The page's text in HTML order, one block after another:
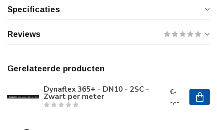
Specificaties
Reviews
Gerelateerde producten
Dynaflex 365+ - DN10 - 2SC -
Zwart per meter
€-
-,--